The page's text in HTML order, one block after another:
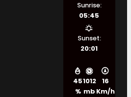
45
%
1012
mb
16
Km/h
Sunrise:
05:45
Sunset:
20:01